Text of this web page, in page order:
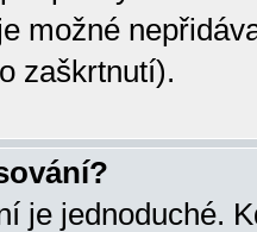
možné
zaškrtnutí).
je jednoduché.